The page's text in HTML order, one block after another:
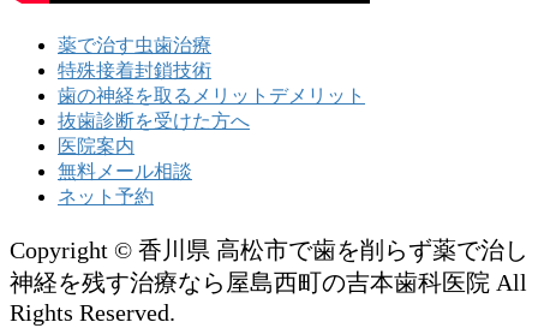
薬で治す虫歯治療
特殊接着封鎖技術
歯の神経を取るメリットデメリット
抜歯診断を受けた方へ
医院案内
無料メール相談
ネット予約
Copyright © 香川県 高松市で歯を削らず薬で治し
神経を残す治療なら屋島西町の吉本歯科医院 All
Rights Reserved.